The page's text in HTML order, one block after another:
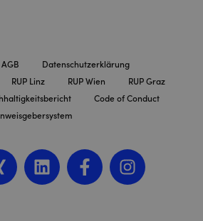
AGB
Datenschutzerklärung
RUP Linz RUP Wien
RUP Graz
Code of Conduct